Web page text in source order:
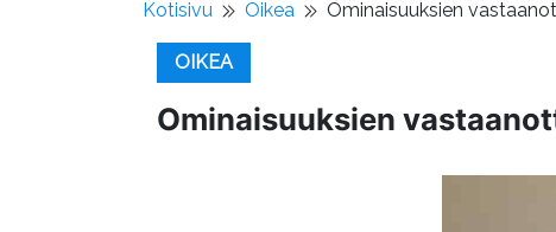
Kotisivu Oikea Ominaisuuksien
OIKEA
Ominaisuuksien